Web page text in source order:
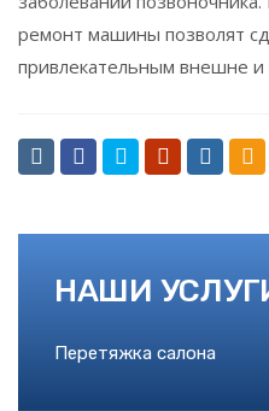
ремонт машины позволят
привлекательным внешне
НАШИ
Перетяжка салона